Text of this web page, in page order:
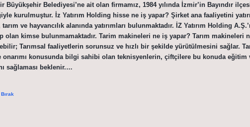
Büyükşehir Belediyesi’ne ait olan firmamız, 1984 yılında İzmir’in Bayındır
kurulmuştur. İz Yatırım Holding hisse ne iş yapar? Şirket ana faaliyetini
ve hayvancılık alanında yatırımları bulunmaktadır. İZ Yatırım Holding
olan kimse bulunmamaktadır. Tarim makineleri ne iş yapar? Tarım makineleri
Tarımsal faaliyetlerin sorunsuz ve hızlı bir şekilde yürütülmesini sağlar.
onarımı konusunda bilgi sahibi olan teknisyenlerin, çiftçilere bu konuda eğitim
sağlaması beklenir.…